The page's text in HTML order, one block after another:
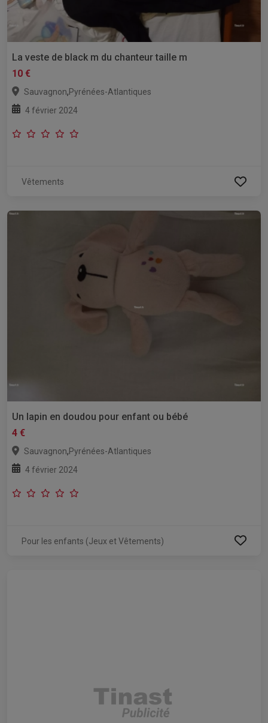
La veste de black m du chanteur taille m
10 €
Sauvagnon,Pyrénées-Atlantiques
4 février 2024
Vêtements
Un lapin en doudou pour enfant ou bébé
4 €
Sauvagnon,Pyrénées-Atlantiques
4 février 2024
Pour les enfants (Jeux et Vêtements)